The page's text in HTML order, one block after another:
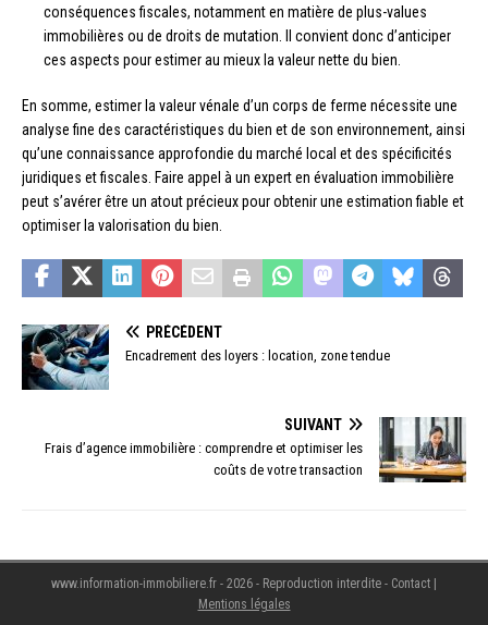
conséquences fiscales, notamment en matière de plus-values
immobilières ou de droits de mutation. Il convient donc d’anticiper
ces aspects pour estimer au mieux la valeur nette du bien.
En somme, estimer la valeur vénale d’un corps de ferme nécessite une
analyse fine des caractéristiques du bien et de son environnement, ainsi
qu’une connaissance approfondie du marché local et des spécificités
juridiques et fiscales. Faire appel à un expert en évaluation immobilière
peut s’avérer être un atout précieux pour obtenir une estimation fiable et
optimiser la valorisation du bien.
PRÉCÉDENT
Encadrement des loyers : location, zone tendue
SUIVANT
Frais d’agence immobilière : comprendre et optimiser les
coûts de votre transaction
www.information-immobiliere.fr - 2026 - Reproduction interdite - Contact |
Mentions légales